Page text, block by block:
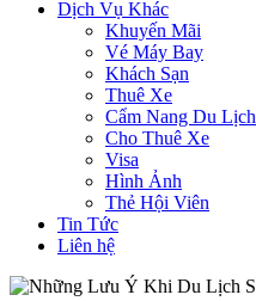
Dịch Vụ Khác
Khuyến Mãi
Vé Máy Bay
Khách Sạn
Thuê Xe
Cẩm Nang Du Lịch
Cho Thuê Xe
Visa
Hình Ảnh
Thẻ Hội Viên
Tin Tức
Liên hệ